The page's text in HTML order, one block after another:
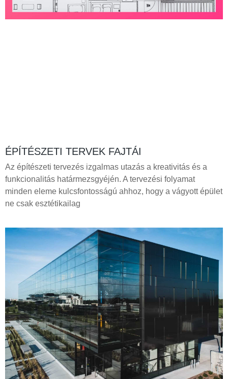
ÉPÍTÉSZETI TERVEK FAJTÁI
Az építészeti tervezés izgalmas utazás a kreativitás és a
funkcionalitás határmezsgyéjén. A tervezési folyamat
minden eleme kulcsfontosságú ahhoz, hogy a vágyott épület
ne csak esztétikailag